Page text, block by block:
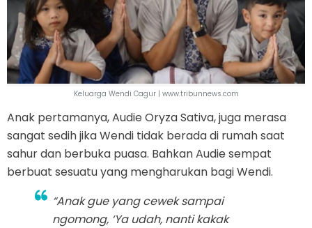
Keluarga Wendi Cagur | www.tribunnews.com
Anak pertamanya, Audie Oryza Sativa, juga merasa
sangat sedih jika Wendi tidak berada di rumah saat
sahur dan berbuka puasa. Bahkan Audie sempat
berbuat sesuatu yang mengharukan bagi Wendi.
“Anak gue yang cewek sampai
ngomong, ‘Ya udah, nanti kakak